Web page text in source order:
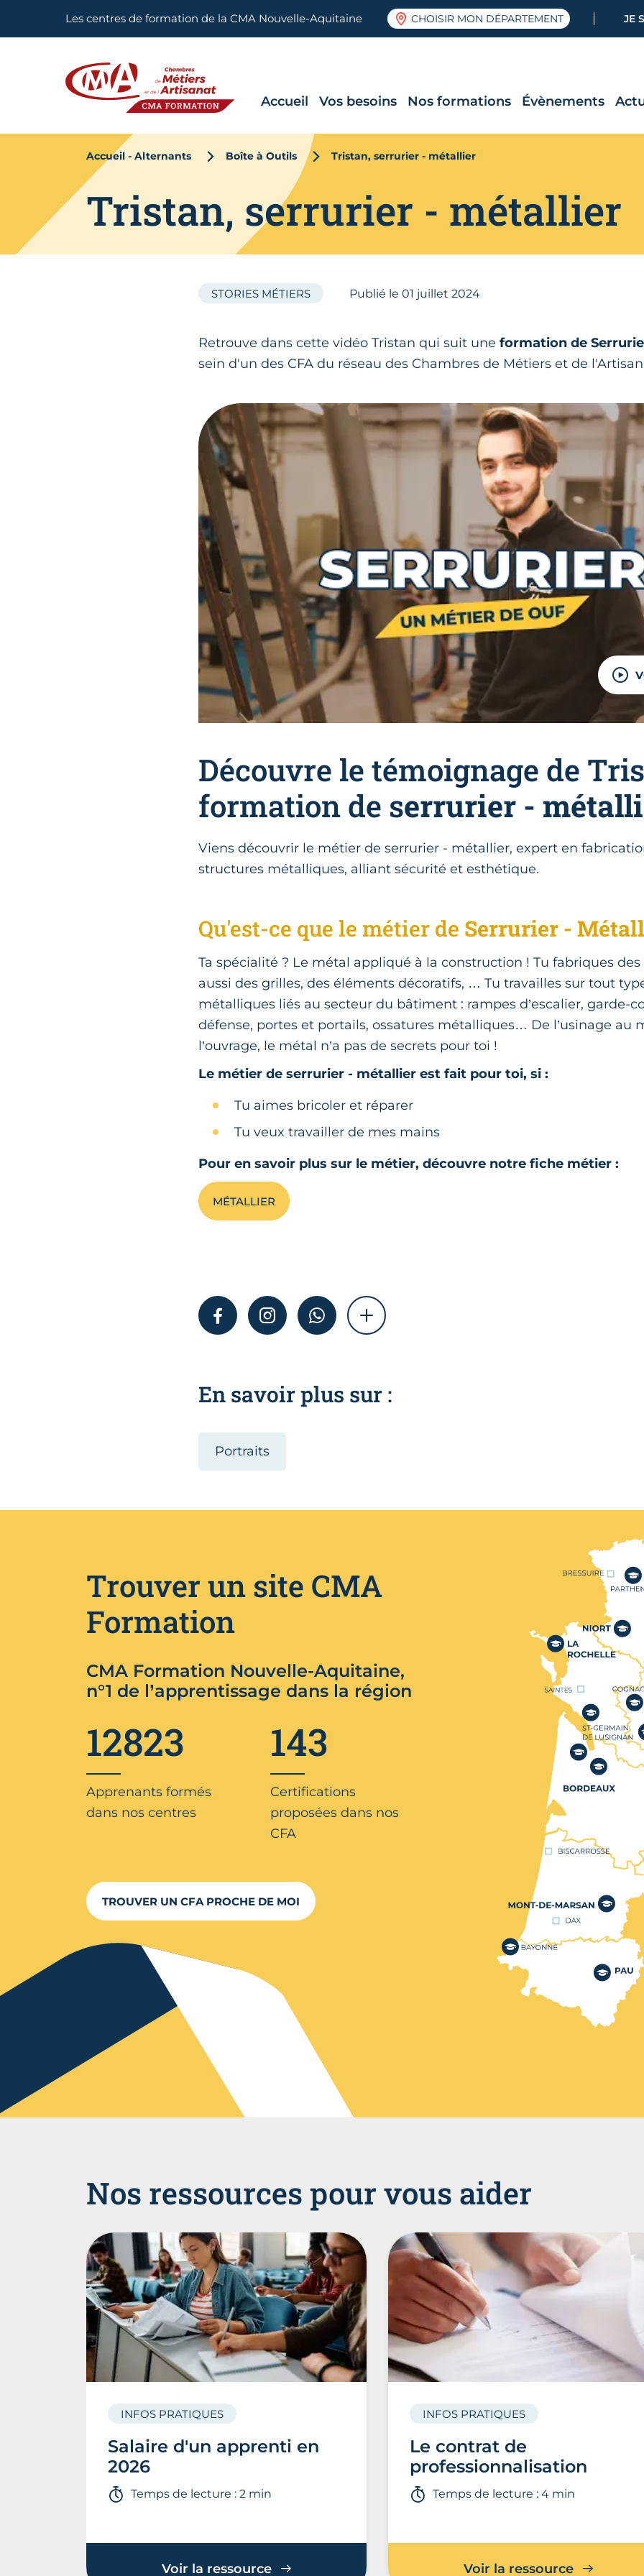
Les centres de formation de la CMA Nouvelle-Aquitaine CHOISIR MON DÉPARTEMENT JE
Accueil Vos besoins Nos formations Évènements
Accueil - Alternants Boîte à Outils Tristan, serrurier - métallier
Tristan, serrurier - métallier
STORIES MÉTIERS Publié le01 juillet 2024
Retrouve dans cette vidéo Tristan qui suit uneformation de
sein d'un des CFA du réseau des Chambres de Métiers et de
Découvre le témoignage de
formation de serrurier -
Viens découvrir le métier de serrurier - métallier, expert en
structures métalliques, alliant sécurité et esthétique.
Qu'est-ce que le métier de Serrurier -
Ta spécialité ? Le métal appliqué à la construction ! Tu fabriques
aussi des grilles, des éléments décoratifs, … Tu travailles sur tout
métalliques liés au secteur du bâtiment : rampes d’escalier, garde-
défense, portes et portails, ossatures métalliques… De l’usinage au
l’ouvrage, le métal n’a pas de secrets pour toi !
Le métier de serrurier - métallier est fait pour toi, si :
Tu aimes bricoler et réparer
Tu veux travailler de mes mains
Pour en savoir plus sur le métier, découvre notre fiche métier :
MÉTALLIER
FACEBOOKINSTAGRAMWHATSAPPSHOW MORE
En savoir plus sur :
Portraits
Nos centres de
Trouver un site CMA
Formation
CMA Formation Nouvelle-Aquitaine,
n°1 de l’apprentissage dans la région
12823
Apprenants formés
dans nos centres
143
Certifications
proposées dans nos
CFA
TROUVER UN CFA PROCHE DE MOI
Nos ressources pour vous aider
Salaire d'un apprenti en
2026
INFOS PRATIQUES
Temps de lecture : 2 min
Voir la ressource
Le contrat de
professionnalisation
INFOS PRATIQUES
Temps de lecture : 4 min
Voir la ressource